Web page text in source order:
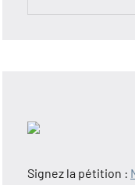
Signez la pétition :